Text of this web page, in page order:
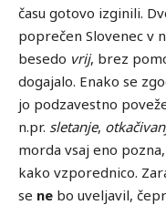
času gotovo izginili.
poprečen Slovenec v
besedo vrij, brez
dogajalo. Enako se
jo podzavestno
n.pr. sletanje,
morda vsaj eno
kako vzporednico.
se ne bo uveljavil,